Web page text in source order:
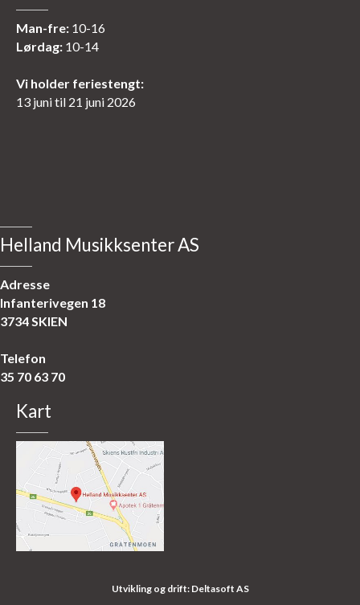
Man-fre: 10-16
Lørdag: 10-14
Vi holder feriestengt:
13 juni til 21 juni 2026
Helland Musikksenter AS
Adresse
Infanterivegen 18
3734 SKIEN
Telefon
35 70 63 70
Kart
Utvikling og drift: Deltasoft AS